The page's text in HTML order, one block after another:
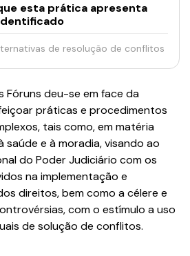
esta prática apresenta
de resolução de conflitos
Fóruns deu-se em face da
práticas e procedimentos
tais como, em matéria
saúde e à moradia, visando ao
do Poder Judiciário com os
na implementação e
direitos, bem como a célere e
com o estímulo a uso
de solução de conflitos.